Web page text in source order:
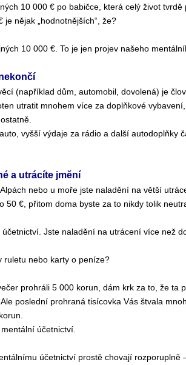
10 000 € po babičce, která celý život
je nějak „hodnotnějších“, že?
10 000 €. To je jen projev našeho
(například dům, automobil, dovolená) je
utratit mnohem více za doplňkové
vyšší výdaje za rádio a další autodoplňky
a utrácíte jmění
nebo u moře jste naladění na větší
50 €, přitom doma byste za to nikdy tolik
Jste naladění na utrácení více než
ruletu nebo karty o peníze?
prohráli 5 000 korun, dám krk za to, že ta
poslední prohraná tisícovka Vás štvala
účetnictví.
účetnictví prostě chovají rozporuplně